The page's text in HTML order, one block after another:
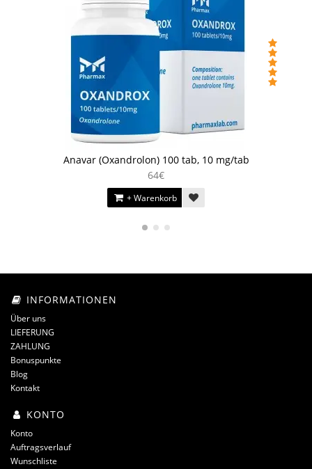
Anavar (Oxandrolon) 100 tab, 10 mg/tab
64€
+ Warenkorb
INFORMATIONEN
Über uns
LIEFERUNG
ZAHLUNG
Bonuspunkte
Blog
Kontakt
KONTO
Konto
Auftragsverlauf
Wunschliste